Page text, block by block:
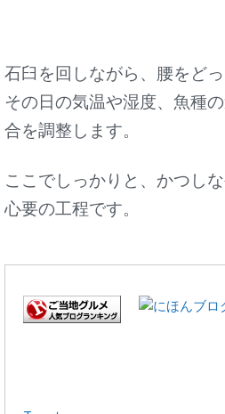
石臼を回しながら、腰をどっ
その日の気温や湿度、魚種
合を調整します。
ここでしっかりと、かつし
心要の工程です。